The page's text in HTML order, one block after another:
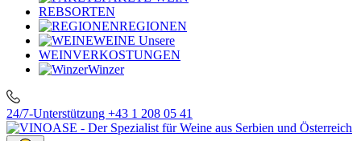
REBSORTEN
REGIONEN
WEINE Unsere
WEINVERKOSTUNGEN
Winzer
24/7-Unterstützung +43 1 208 05 41